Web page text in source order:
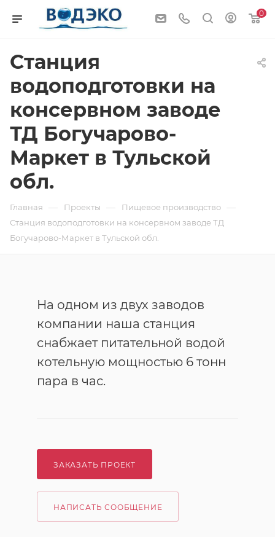
0
Станция
водоподготовки на
консервном заводе
ТД Богучарово-
Маркет в Тульской
обл.
Главная — Проекты — Пищевое производство —
Станция водоподготовки на консервном заводе ТД
Богучарово-Маркет в Тульской обл.
На одном из двух заводов
компании наша станция
снабжает питательной водой
котельную мощностью 6 тонн
пара в час.
ЗАКАЗАТЬ ПРОЕКТ
НАПИСАТЬ СООБЩЕНИЕ